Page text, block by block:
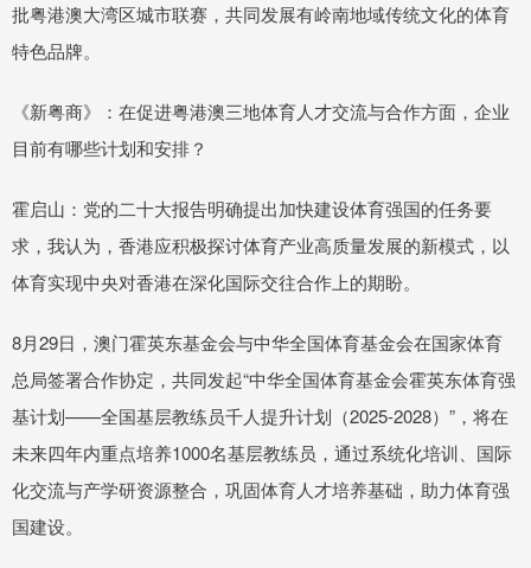
批粤港澳大湾区城市联赛，共同发展有岭南地域传统文化的体育
特色品牌。
《新粤商》：在促进粤港澳三地体育人才交流与合作方面，企业
目前有哪些计划和安排？
霍启山：党的二十大报告明确提出加快建设体育强国的任务要
求，我认为，香港应积极探讨体育产业高质量发展的新模式，以
体育实现中央对香港在深化国际交往合作上的期盼。
8月29日，澳门霍英东基金会与中华全国体育基金会在国家体育
总局签署合作协定，共同发起“中华全国体育基金会霍英东体育强
基计划——全国基层教练员千人提升计划（2025-2028）”，将在
未来四年内重点培养1000名基层教练员，通过系统化培训、国际
化交流与产学研资源整合，巩固体育人才培养基础，助力体育强
国建设。